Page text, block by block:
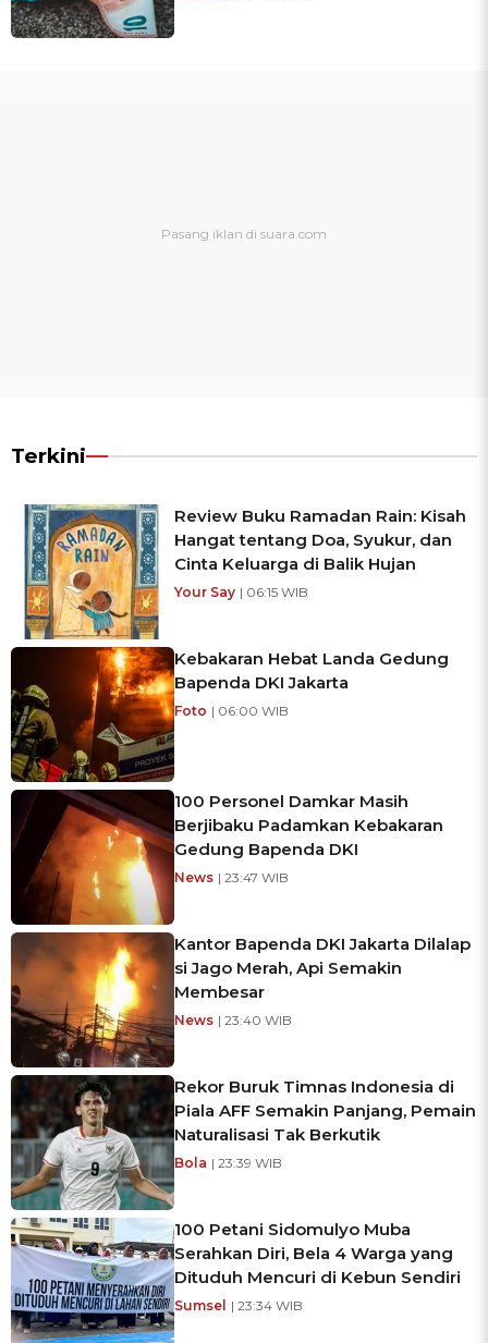
Terkini
Review Buku Ramadan Rain: Kisah
Hangat tentang Doa, Syukur, dan
Cinta Keluarga di Balik Hujan
Your Say | 06:15 WIB
Kebakaran Hebat Landa Gedung
Bapenda DKI Jakarta
Foto | 06:00 WIB
100 Personel Damkar Masih
Berjibaku Padamkan Kebakaran
Gedung Bapenda DKI
News | 23:47 WIB
Kantor Bapenda DKI Jakarta Dilalap
si Jago Merah, Api Semakin
Membesar
News | 23:40 WIB
Rekor Buruk Timnas Indonesia di
Piala AFF Semakin Panjang, Pemain
Naturalisasi Tak Berkutik
Bola | 23:39 WIB
100 Petani Sidomulyo Muba
Serahkan Diri, Bela 4 Warga yang
Dituduh Mencuri di Kebun Sendiri
Sumsel | 23:34 WIB